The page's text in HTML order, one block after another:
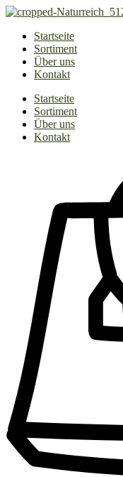
Zum
springenStartseite
Sortiment
Über uns
Kontakt
Startseite
Sortiment
Über uns
Kontakt